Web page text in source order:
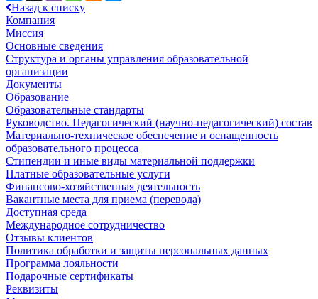
Назад к списку
Компания
Миссия
Основные сведения
Структура и органы управления образовательной
организации
Документы
Образование
Образовательные стандарты
Руководство. Педагогический (научно-педагогический) состав
Материально-техническое обеспечение и оснащенность
образовательного процесса
Стипендии и иные виды материальной поддержки
Платные образовательные услуги
Финансово-хозяйственная деятельность
Вакантные места для приема (перевода)
Доступная среда
Международное сотрудничество
Отзывы клиентов
Политика обработки и защиты персональных данных
Программа лояльности
Подарочные сертификаты
Реквизиты